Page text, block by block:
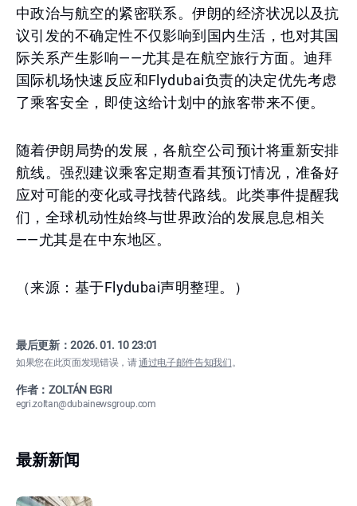
中政治与航空的紧密联系。伊朗的经济状况以及抗
议引发的不确定性不仅影响到国内生活，也对其国
际关系产生影响——尤其是在航空旅行方面。迪拜
国际机场快速反应和Flydubai负责的决定优先考虑
了乘客安全，即使这给计划中的旅客带来不便。
随着伊朗局势的发展，各航空公司预计将重新安排
航线。强烈建议乘客定期查看其预订情况，准备好
应对可能的变化或寻找替代路线。此类事件提醒我
们，全球机动性始终与世界政治的发展息息相关
——尤其是在中东地区。
（来源：基于Flydubai声明整理。）
最后更新：2026. 01. 10 23:01
如果您在此页面发现错误，请通过电子邮件告知我们。
作者：ZOLTÁN EGRI
egri.zoltan@dubainewsgroup.com
最新新闻